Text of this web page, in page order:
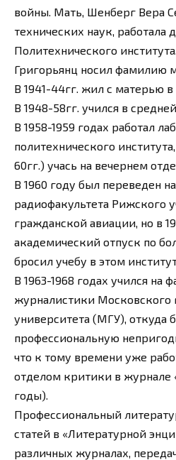
войны. Мать, Шенберг Вера
технических наук, работала
Политехнического
Григорьянц носил фамилию
В 1941-44гг. жил с матерью
В 1948-58гг. учился в
В 1958-1959 годах работал
политехнического
60гг.) учась на вечернем
В 1960 году был переведен
радиофакультета Рижского
гражданской авиации, но в
академический отпуск по
бросил учебу в этом
В 1963-1968 годах учился на
журналистики Московского
университета (МГУ), откуда
профессиональную
что к тому времени уже
отделом критики в журнале
годы).
Профессиональный
статей в «Литературной
различных журналах,